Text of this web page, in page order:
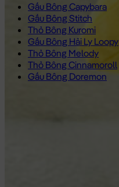
Gấu Bông Capybara
Gấu Bông Stitch
Thỏ Bông Kuromi
Gấu Bông Hải Ly Loopy
Thỏ Bông Melody
Thỏ Bông Cinnamoroll
Gấu Bông Doremon